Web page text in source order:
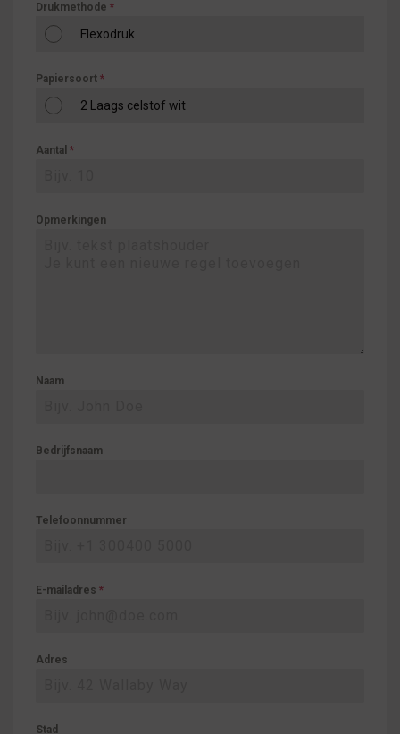
Drukmethode *
Flexodruk
Papiersoort *
2 Laags celstof wit
Aantal *
Opmerkingen
Naam
Bedrijfsnaam
Telefoonnummer
E-mailadres *
Adres
Stad